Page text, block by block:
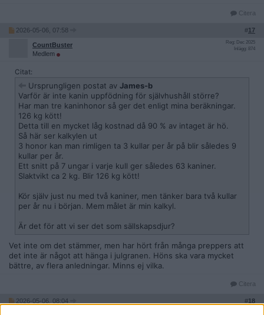
Citera
2026-05-06, 07:58 #17
CountBuster
Medlem
Reg: Dec 2025
Inlägg: 874
Citat:
Ursprungligen postat av James-b
Varför är inte kanin uppfödning för självhushåll större?
Har man tre kaninhonor så ger det enligt mina beräkningar.
126 kg kött!
Detta till en mycket låg kostnad då 90 % av intaget är hö.
Så här ser kalkylen ut
3 honor kan man rimligen ta 3 kullar per år på blir således 9
kullar per år.
Ett snitt på 7 ungar i varje kull ger således 63 kaniner.
Slaktvikt ca 2 kg. Blir 126 kg kött!
Kör själv just nu med två kaniner, men tänker bara två kullar
per år nu i början. Mem målet är min kalkyl.
Är det för att vi ser det som sällskapsdjur?
Vet inte om det stämmer, men har hört från många preppers att
det inte är något att hänga i julgranen. Höns ska vara mycket
bättre, av flera anledningar. Minns ej vilka.
Citera
2026-05-06, 08:04 #18